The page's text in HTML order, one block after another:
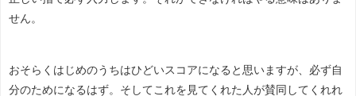
せん。
おそらくはじめのうちはひどいスコアになると思いますが、必ず自
分のためになるはず。そしてこれを見てくれた人が賛同してくれれ